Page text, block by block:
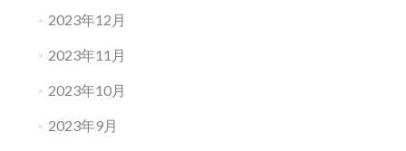
2023年12月
2023年11月
2023年10月
2023年9月